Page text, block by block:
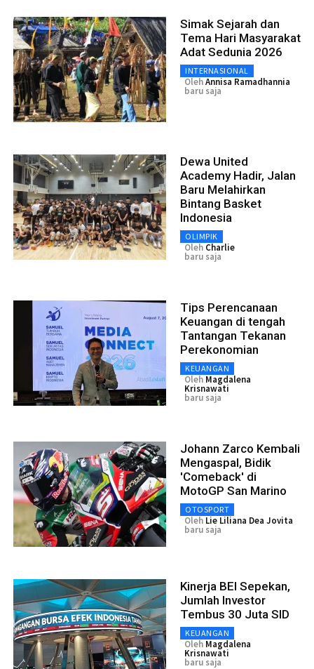
Simak Sejarah dan
Tema Hari Masyarakat
Adat Sedunia 2026
INTERNASIONAL
OlehAnnisa Ramadhannia
baru saja
Dewa United
Academy Hadir, Jalan
Baru Melahirkan
Bintang Basket
Indonesia
OLIMPIK
Oleh Charlie
baru saja
Tips Perencanaan
Keuangan di tengah
Tantangan Tekanan
Perekonomian
KEUANGAN
Oleh Magdalena
Krisnawati
baru saja
Johann Zarco Kembali
Mengaspal, Bidik
'Comeback' di
MotoGP San Marino
OTOSPORT
Oleh Lie Liliana Dea Jovita
baru saja
Kinerja BEI Sepekan,
Jumlah Investor
Tembus 30 Juta SID
KEUANGAN
Oleh Magdalena
Krisnawati
baru saja